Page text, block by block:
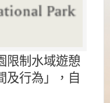
限制水域遊憩
及行為」，自